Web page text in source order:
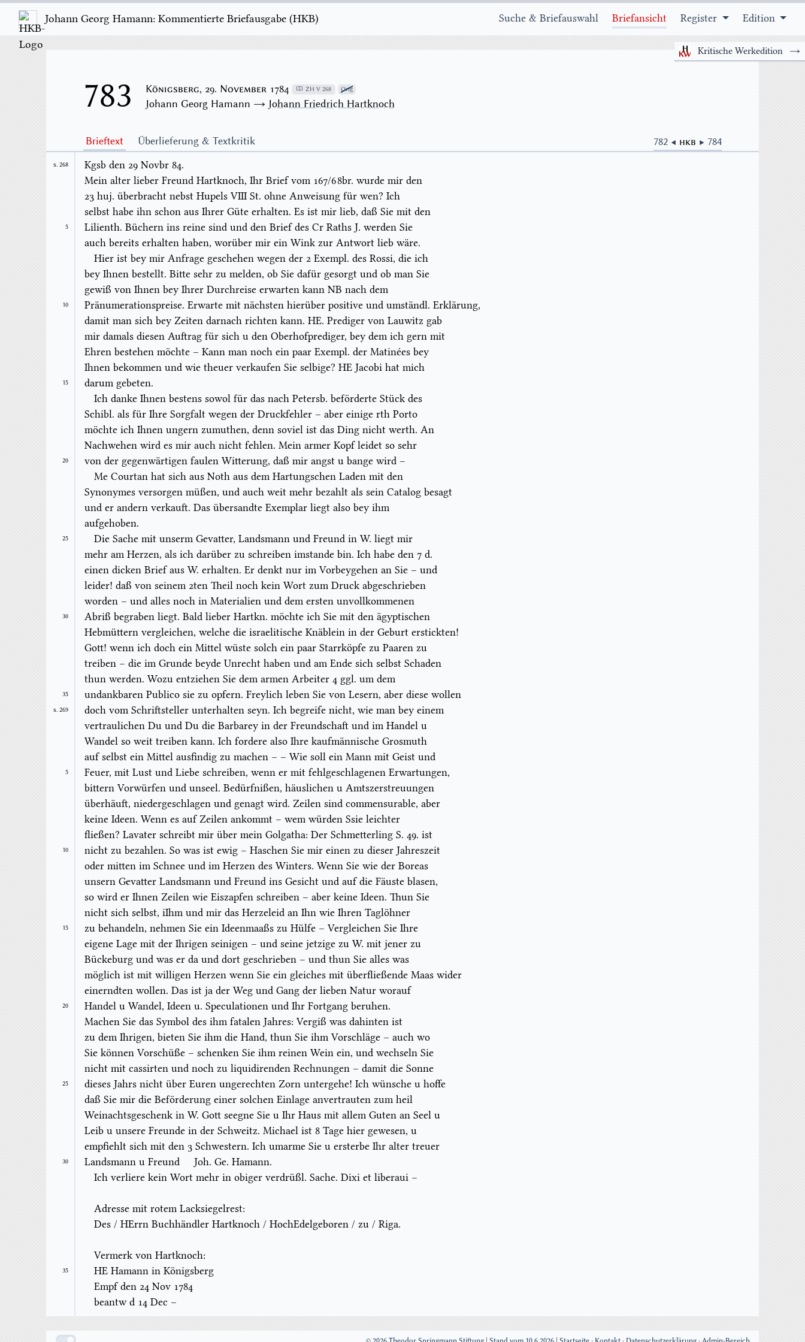
Johann Georg Hamann: Kommentierte Briefausgabe ( H K B ) Suche & Briefauswahl Briefansicht Register Edition
Kritische Werkedition →
783 Königsberg, 29. November 1784 ZH V 268 Orig
Johann Georg Hamann → Johann Friedrich Hartknoch
Brieftext Überlieferung & Textkritik 782 ◀ HKB ▶ 784
S. 268 Kgsb den 29 Novbr 84.
Mein alter lieber Freund Hartknoch, Ihr Brief vom 167/68br. wurde mir den
23 huj. überbracht nebst Hupels VIII St. ohne Anweisung für wen? Ich
selbst habe ihn schon aus Ihrer Güte erhalten. Es ist mir lieb, daß Sie mit den
5 Lilienth. Büchern ins reine sind und den Brief des Cr Raths J. werden Sie
auch bereits erhalten haben, worüber mir ein Wink zur Antwort lieb wäre.
Hier ist bey mir Anfrage geschehen wegen der 2 Exempl. des Rossi, die ich
bey Ihnen bestellt. Bitte sehr zu melden, ob Sie dafür gesorgt und ob man Sie
gewiß von Ihnen bey Ihrer Durchreise erwarten kann NB nach dem
10 Pränumerationspreise. Erwarte mit nächsten hierüber positive und umständl. Erklärung,
damit man sich bey Zeiten darnach richten kann. HE. Prediger von Lauwitz gab
mir damals diesen Auftrag für sich u den Oberhofprediger, bey dem ich gern mit
Ehren bestehen möchte – Kann man noch ein paar Exempl. der Matinées bey
Ihnen bekommen und wie theuer verkaufen Sie selbige? HE Jacobi hat mich
15
darum gebeten.
Ich danke Ihnen bestens sowol für das nach Petersb. beförderte Stück des
Schibl. als für Ihre Sorgfalt wegen der Druckfehler – aber einige rth Porto
möchte ich Ihnen ungern zumuthen, denn soviel ist das Ding nicht werth. An
Nachwehen wird es mir auch nicht fehlen. Mein armer Kopf leidet so sehr
20
von der gegenwärtigen faulen Witterung, daß mir angst u bange wird –
Me Courtan hat sich aus Noth aus dem Hartungschen Laden mit den
Synonymes versorgen müßen, und auch weit mehr bezahlt als sein Catalog besagt
und er andern verkauft. Das übersandte Exemplar liegt also bey ihm
aufgehoben.
25
Die Sache mit unserm Gevatter, Landsmann und Freund in W. liegt mir
mehr am Herzen, als ich darüber zu schreiben imstande bin. Ich habe den 7 d.
einen dicken Brief aus W. erhalten. Er denkt nur im Vorbeygehen an Sie – und
leider! daß von seinem 2ten Theil noch kein Wort zum Druck abgeschrieben
worden – und alles noch in Materialien und dem ersten unvollkommenen
30
Abriß begraben liegt. Bald lieber Hartkn. möchte ich Sie mit den ägyptischen
Hebmüttern vergleichen, welche die israelitische Knäblein in der Geburt erstickten!
Gott! wenn ich doch ein Mittel wüste solch ein paar Starrköpfe zu Paaren zu
treiben – die im Grunde beyde Unrecht haben und am Ende sich selbst Schaden
thun werden. Wozu entziehen Sie dem armen Arbeiter 4 ggl. um dem
35 undankbaren Publico sie zu opfern. Freylich leben Sie von Lesern, aber diese wollen
S. 269
doch vom Schriftsteller unterhalten seyn. Ich begreife nicht, wie man bey einem
vertraulichen Du und Du die Barbarey in der Freundschaft und im Handel u
Wandel so weit treiben kann. Ich fordere also Ihre kaufmännische Grosmuth
auf selbst ein Mittel ausfindig zu machen – – Wie soll ein Mann mit Geist und
5
Feuer, mit Lust und Liebe schreiben, wenn er mit fehlgeschlagenen Erwartungen,
bittern Vorwürfen und unseel. Bedürfnißen, häuslichen u Amtszerstreuungen
überhäuft, niedergeschlagen und genagt wird. Zeilen sind commensurable, aber
keine Ideen. Wenn es auf Zeilen ankommt – wem würden Ssie leichter
fließen? Lavater schreibt mir über mein Golgatha: Der Schmetterling S. 49. ist
10
nicht zu bezahlen. So was ist ewig – Haschen Sie mir einen zu dieser Jahreszeit
oder mitten im Schnee und im Herzen des Winters. Wenn Sie wie der Boreas
unsern Gevatter Landsmann und Freund ins Gesicht und auf die Fäuste blasen,
so wird er Ihnen Zeilen wie Eiszapfen schreiben – aber keine Ideen. Thun Sie
nicht sich selbst, iIhm und mir das Herzeleid an Ihn wie Ihren Taglöhner
15 zu behandeln, nehmen Sie ein Ideenmaaßs zu Hülfe – Vergleichen Sie Ihre
eigene Lage mit der Ihrigen seinigen – und seine jetzige zu W. mit jener zu
Bückeburg und was er da und dort geschrieben – und thun Sie alles was
möglich ist mit willigen Herzen wenn Sie ein gleiches mit überfließende Maas wider
einerndten wollen. Das ist ja der Weg und Gang der lieben Natur worauf
20 Handel u Wandel, Ideen u. Speculationen und Ihr Fortgang beruhen.
Machen Sie das Symbol des ihm fatalen Jahres: Vergiß was dahinten ist
zu dem Ihrigen, bieten Sie ihm die Hand, thun Sie ihm Vorschläge – auch wo
Sie können Vorschüße – schenken Sie ihm reinen Wein ein, und wechseln Sie
nicht mit cassirten und noch zu liquidirenden Rechnungen – damit die Sonne
25
dieses Jahrs nicht über Euren ungerechten Zorn untergehe! Ich wünsche u hoffe
daß Sie mir die Beförderung einer solchen Einlage anvertrauten zum heil
Weinachtsgeschenk in W. Gott seegne Sie u Ihr Haus mit allem Guten an Seel u
Leib u unsere Freunde in der Schweitz. Michael ist 8 Tage hier gewesen, u
empfiehlt sich mit den 3 Schwestern. Ich umarme Sie u ersterbe Ihr alter treuer
30 Landsmann u Freund Joh. Ge. Hamann.
Ich verliere kein Wort mehr in obiger verdrüßl. Sache. Dixi et liberaui –
Adresse mit rotem Lacksiegelrest:
Des / HErrn Buchhändler Hartknoch / HochEdelgeboren / zu / Riga.
Vermerk von Hartknoch:
35
HE Hamann in Königsberg
Empf den 24 Nov1784
beantw d14 Dec –